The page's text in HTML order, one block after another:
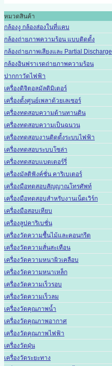
หมวดสินค้า
กล้องงู กล้องส่องในที่แคบ
กล้องถ่ายภาพความร้อน แบบติดตั้ง
กล้องถ่ายภาพเสียงและ Partial Discharge
กล้องอินฟราเรดถ่ายภาพความร้อน
ปากกาวัดไฟฟ้า
เครื่องดิจิตอลมัลติมิเตอร์
เครื่องตั้งศูนย์เพลาด้วยเลเซอร์
เครื่องทดสอบความต้านทานดิน
เครื่องทดสอบความเป็นฉนวน
เครื่องทดสอบงานติดตั้งระบบไฟฟ้า
เครื่องทดสอบระบบโซล่า
เครื่องทดสอบแบตเตอร์รี่
เครื่องมัลติฟังค์ชั่น คาริเบเตอร์
เครื่องมือทดสอบสัญญาณโทรศัพท์
เครื่องมือทดสอบสำหรับงานเน็ตเวิร์ก
เครื่องมือสอบเทียบ
เครื่องลูปคาริเบชั่น
เครื่องวัดความชื้นไม้และคอนกรีต
เครื่องวัดความสั่นสะเทือน
เครื่องวัดความหนาผิวเคลือบ
เครื่องวัดความหนาเหล็ก
เครื่องวัดความเร็วรอบ
เครื่องวัดความเร็วลม
เครื่องวัดคุณภาพน้ำ
เครื่องวัดคุณภาพอากาศ
เครื่องวัดคุณภาพไฟฟ้า
เครื่องวัดฝุ่น
เครื่องวัดระยะทาง